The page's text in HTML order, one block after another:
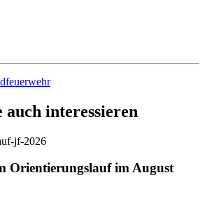
auch interessieren
Orientierungslauf im August